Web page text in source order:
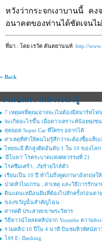
หวังว่ากระจกเงาบานนี้ ค
อนาคตของท่านได้ชัดเจนไ
ที่มา : โดย เรวัต ตันตยานนท์http://
« Back
รวมบทความสาระน่ารู้
7 เหตุผลที่คุณ(อาจจะ)ไม่ต้องมีสมาร์ทโฟน
จะเกิดอะไรขึ้น เมื่อดาวเคราะห์น้อยพุ่งช
สุดยอด Super Car ที่ใครๆ อยากได้
สาเหตุที่ทำให้คนไม่รู้สึกว่าจะต้องซื้อแท็บ
ไทยจะมี ตึกสูงติดอันดับ 1 ใน 10 ของโลก
'อีโบลา' โรคระบาดแห่งศตวรรษที่ 21
โรคซึมเศร้า...ภัยร้ายใกล้ตัว
เรียนเป็น 10 ปี ทำไมถึงพูดภาษาอังกฤษใ
ปวดหัวไมเกรน...สาเหตุ และวิธีการรักษา
ดินแดนเหมือนฝันที่ต้องไปสักครั้งก่อนตาย
ของขวัญนั้นสำคัญไฉน
สารคดี ประสาทเขาพระวิหาร
วิธีดาวน์โหลดคลิปจาก Youtube ความละ
รวมคลิป 10 ปีใน 4 นาที บินชมทิวทัศน์ดา
โจร E- Banking